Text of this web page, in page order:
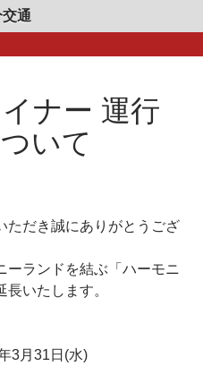
通
ナー 運行
いて
ただき誠にありがとうござ
ーランドを結ぶ「ハーモニ
いたします。
3月31日(水)